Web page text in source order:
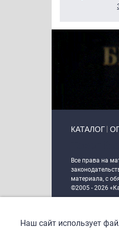
КАТАЛОГ
Все права на
материала, с
©2005 - 2026
DrupalCoder —
Наш сайт использует